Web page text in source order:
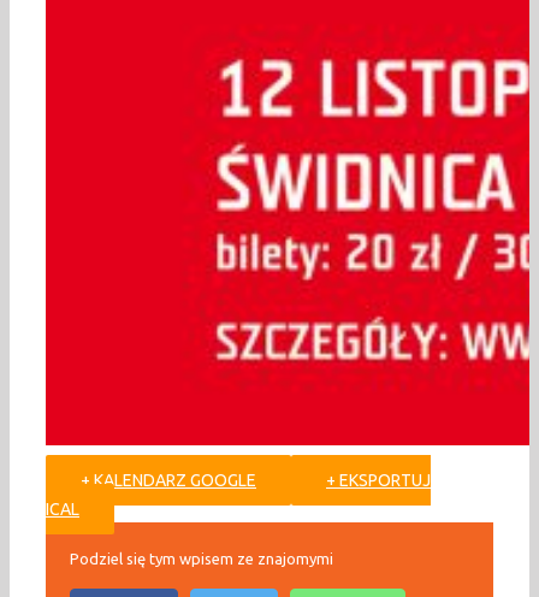
+ KALENDARZ GOOGLE
+ EKSPORTUJ
ICAL
Podziel się tym wpisem ze znajomymi